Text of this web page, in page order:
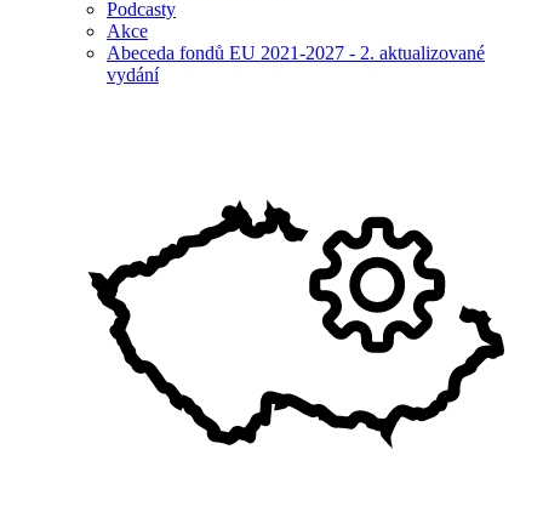
Podcasty
Akce
Abeceda fondů EU 2021-2027 - 2. aktualizované
vydání